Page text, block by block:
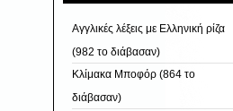
Αγγλικές λέξεις με Ελληνική ρίζα
(982 το διάβασαν)
Κλίμακα Μποφόρ (864 το
διάβασαν)